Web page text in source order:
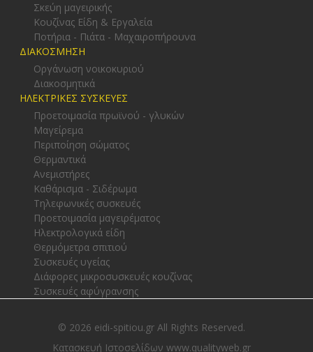
Σκεύη μαγειρικής
Κουζίνας Είδη & Εργαλεία
Ποτήρια - Πιάτα - Μαχαιροπήρουνα
ΔΙΑΚΟΣΜΗΣΗ
Οργάνωση νοικοκυριού
Διακοσμητικά
ΗΛΕΚΤΡΙΚΕΣ ΣΥΣΚΕΥΕΣ
Προετοιμασία πρωϊνού - γλυκών
Μαγείρεμα
Περιποίηση σώματος
Θερμαντικά
Ανεμιστήρες
Καθάρισμα - Σιδέρωμα
Τηλεφωνικές συσκευές
Προετοιμασία μαγειρέματος
Ηλεκτρολογικά είδη
Θερμόμετρα σπιτιού
Συσκευές υγείας
Διάφορες μικροσυσκευές κουζίνας
Συσκευές αφύγρανσης
© 2026 eidi-spitiou.gr All Rights Reserved.
Κατασκευή Ιστοσελίδων www.qualityweb.gr